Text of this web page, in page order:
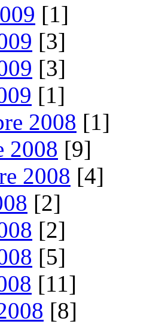
[1]
[3]
[3]
[1]
2008 [1]
2008 [9]
2008 [4]
[2]
[2]
[5]
[11]
[8]